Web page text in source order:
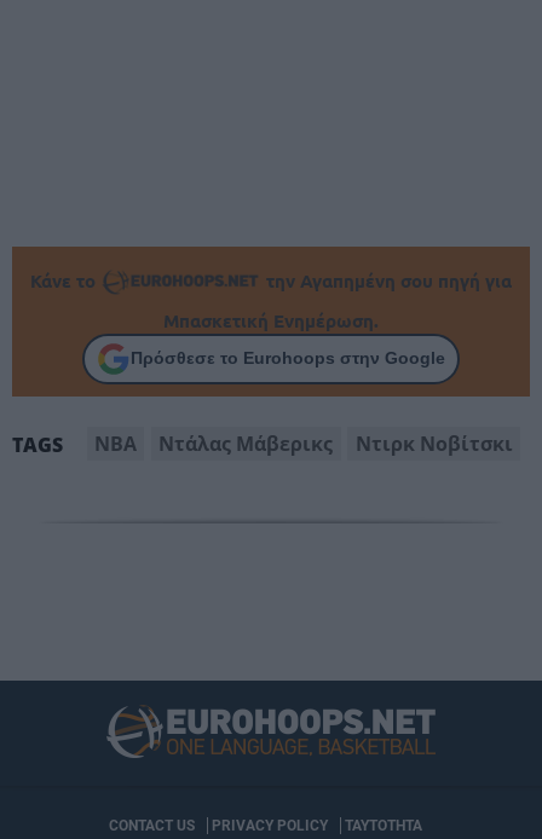
Κάνε το
την Αγαπημένη σου πηγή για
Μπασκετική Ενημέρωση.
Πρόσθεσε το Eurohoops στην Google
TAGS ΝΒΑ Ντάλας Μάβερικς Ντιρκ Νοβίτσκι
CONTACT US PRIVACY POLICY ΤΑΥΤΟΤΗΤΑ